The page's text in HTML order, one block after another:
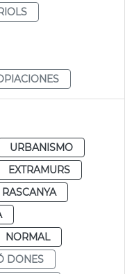
URBANISMO
EXTRAMURS
RASCANYA
NORMAL
DONES